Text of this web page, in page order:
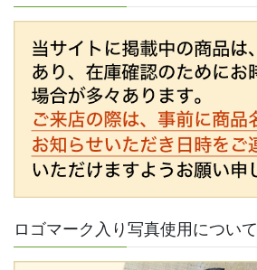
ロゴマーク入り写真使用について